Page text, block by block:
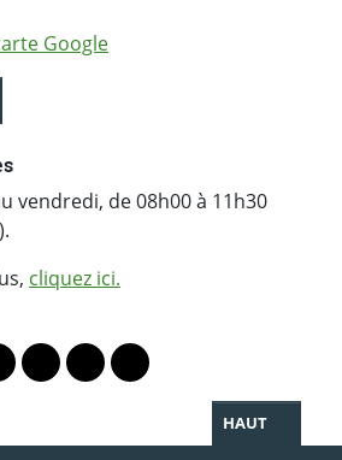
Google
vendredi, de 08h00 à 11h30
cliquez ici.
Mastodon
profil Bluesky
le profil Instagram
vers le profil Linkedin
Lien vers le profil Facebook
Lien vers le profil Twitter
Partager par WhatsApp
HAUT